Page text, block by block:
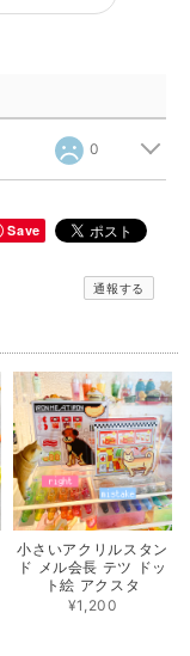
0
Save
通報する
小さいアクリルスタン
ド メル会長 テツ ドッ
ト絵 アクスタ
¥1,200